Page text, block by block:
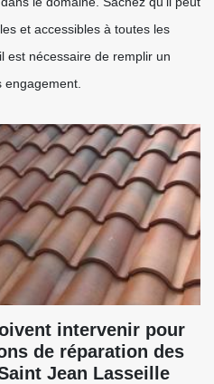
et accessibles à toutes les
est nécessaire de remplir un
intervenir pour
de réparation des
Jean Lasseille